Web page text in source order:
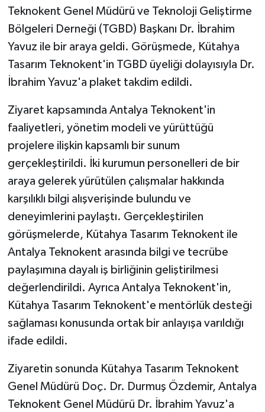
Teknokent Genel Müdürü ve Teknoloji Geliştirme
Bölgeleri Derneği (TGBD) Başkanı Dr. İbrahim
Yavuz ile bir araya geldi. Görüşmede, Kütahya
Tasarım Teknokent'in TGBD üyeliği dolayısıyla Dr.
İbrahim Yavuz'a plaket takdim edildi.
Ziyaret kapsamında Antalya Teknokent'in
faaliyetleri, yönetim modeli ve yürüttüğü
projelere ilişkin kapsamlı bir sunum
gerçekleştirildi. İki kurumun personelleri de bir
araya gelerek yürütülen çalışmalar hakkında
karşılıklı bilgi alışverişinde bulundu ve
deneyimlerini paylaştı. Gerçekleştirilen
görüşmelerde, Kütahya Tasarım Teknokent ile
Antalya Teknokent arasında bilgi ve tecrübe
paylaşımına dayalı iş birliğinin geliştirilmesi
değerlendirildi. Ayrıca Antalya Teknokent'in,
Kütahya Tasarım Teknokent'e mentörlük desteği
sağlaması konusunda ortak bir anlayışa varıldığı
ifade edildi.
Ziyaretin sonunda Kütahya Tasarım Teknokent
Genel Müdürü Doç. Dr. Durmuş Özdemir, Antalya
Teknokent Genel Müdürü Dr. İbrahim Yavuz'a
Otomobil
POLİTİKA
Sağlık
SPOR HABERLERİ
TEKNOLOJİ
ÜLKE GÜNDEMİ
YAŞAM
YEREL
Yerel Haberler